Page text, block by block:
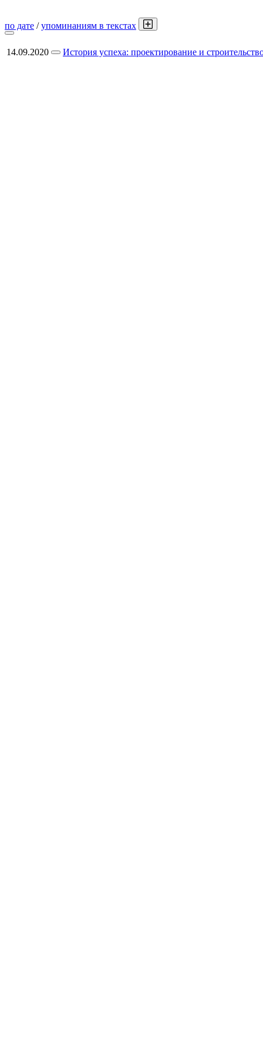
по дате /упоминаниям в текстах
14.09.2020 История успеха: проектирование и